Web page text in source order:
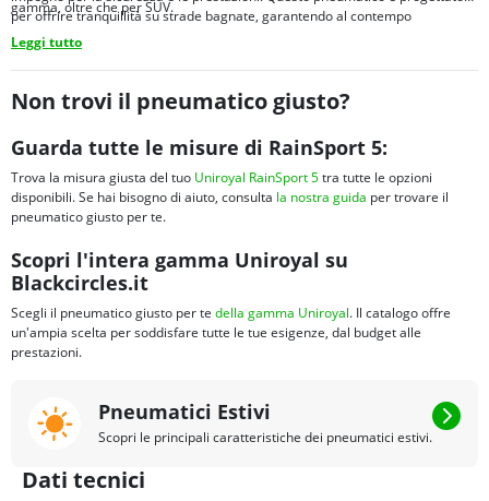
gamma, oltre che per SUV.
per offrire tranquillità su strade bagnate, garantendo al contempo
un'esperienza di guida confortevole e piacevole.
Leggi tutto
Non trovi il pneumatico giusto?
Guarda tutte le misure di RainSport 5:
Trova la misura giusta del tuo Uniroyal RainSport 5tra tutte le opzioni
disponibili. Se hai bisogno di aiuto, consulta la nostra guida per trovare il
pneumatico giusto per te.
Scopri l'intera gamma Uniroyal su
Blackcircles.it
Scegli il pneumatico giusto per te della gamma Uniroyal. Il catalogo offre
un'ampia scelta per soddisfare tutte le tue esigenze, dal budget alle
prestazioni.
Pneumatici Estivi
Scopri le principali caratteristiche dei pneumatici estivi.
Dati tecnici